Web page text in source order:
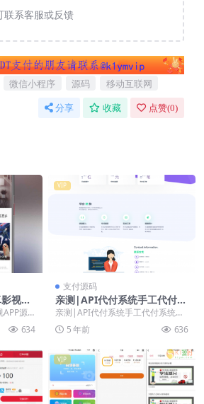
联系客服或反馈
微信小程序 源码 移动互联网
分享 收藏 点赞(0)
视AP
APP源
原生
634
VIP
支付源码
亲测|API代付系统手工代付系
统代付系统微信支付宝代付系
统代付程序
亲测|API代付系统手工代付系统代
付系统微信支付宝代付系统代付程
序 搭建简单，有...
5 年前 636
VIP